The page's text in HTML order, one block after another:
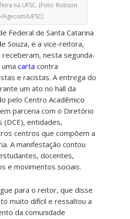
na UFSC. (Foto: Robson
Agecom/UFSC)
Federal de Santa Catarina
Souza, e a vice-reitora,
receberam, nesta segunda-
umacarta contra
e racistas. A entrega do
um ato no hall da
pelo Centro Acadêmico
parceria com o Diretório
(DCE), entidades,
centros que compõem a
A manifestação contou
docentes,
e movimentos sociais.
para o reitor, que disse
muito difícil e ressaltou a
da comunidade